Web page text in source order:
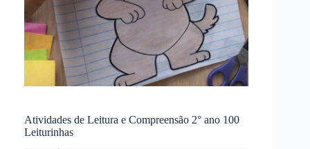
Atividades de Leitura e Compreensão 2° ano 100
Leiturinhas